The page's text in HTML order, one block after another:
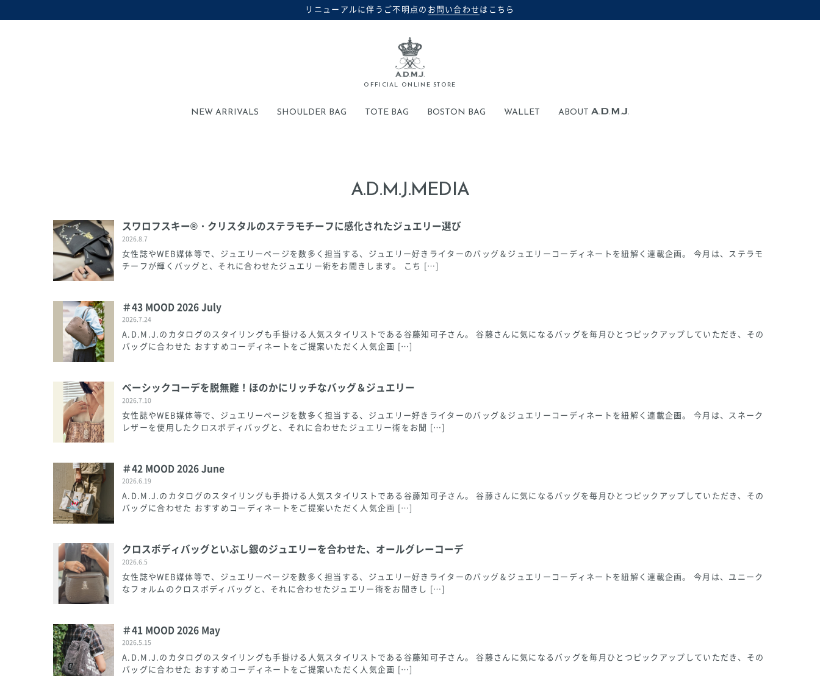
リニューアルに伴うご不明点の お問い合わせはこちら
OFFICIAL ONLINE STORE
NEW ARRIVALS SHOULDER BAG TOTE BAG BOSTON BAG WALLET ABOUT
A.D.M.J.MEDIA
スワロフスキー®・クリスタルのステラモチーフに感化されたジュエリー選び
2026.8.7
女性誌やWEB媒体等で、ジュエリーページを数多く担当する、ジュエリー好きライターのバッグ＆ジュエリーコーディネートを紐解く連載企画。 今月は、ステラモ
チーフが輝くバッグと、それに合わせたジュエリー術をお聞きします。 こち […]
＃43 MOOD 2026 July
2026.7.24
A.D.M.J.のカタログのスタイリングも手掛ける人気スタイリストである谷藤知可子さん。 谷藤さんに気になるバッグを毎月ひとつピックアップしていただき、その
バッグに合わせた おすすめコーディネートをご提案いただく人気企画 […]
ベーシックコーデを脱無難！ほのかにリッチなバッグ＆ジュエリー
2026.7.10
女性誌やWEB媒体等で、ジュエリーページを数多く担当する、ジュエリー好きライターのバッグ＆ジュエリーコーディネートを紐解く連載企画。 今月は、スネーク
レザーを使用したクロスボディバッグと、それに合わせたジュエリー術をお聞 […]
＃42 MOOD 2026 June
2026.6.19
A.D.M.J.のカタログのスタイリングも手掛ける人気スタイリストである谷藤知可子さん。 谷藤さんに気になるバッグを毎月ひとつピックアップしていただき、その
バッグに合わせた おすすめコーディネートをご提案いただく人気企画 […]
クロスボディバッグといぶし銀のジュエリーを合わせた、オールグレーコーデ
2026.6.5
女性誌やWEB媒体等で、ジュエリーページを数多く担当する、ジュエリー好きライターのバッグ＆ジュエリーコーディネートを紐解く連載企画。 今月は、ユニーク
なフォルムのクロスボディバッグと、それに合わせたジュエリー術をお聞きし […]
＃41 MOOD 2026 May
2026.5.15
A.D.M.J.のカタログのスタイリングも手掛ける人気スタイリストである谷藤知可子さん。 谷藤さんに気になるバッグを毎月ひとつピックアップしていただき、その
バッグに合わせた おすすめコーディネートをご提案いただく人気企画 […]